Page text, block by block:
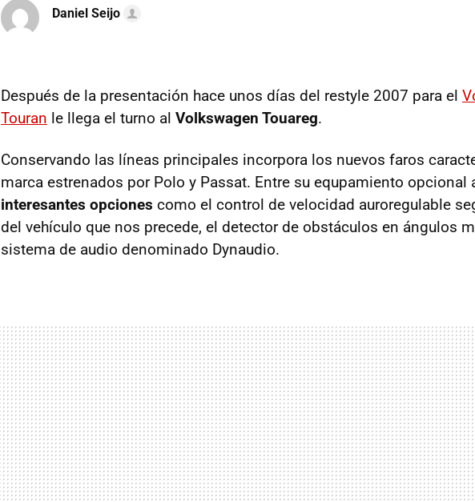
Daniel Seijo
Después de la presentación hace unos días del restyle 2007 para el
Touran le llega el turno al Volkswagen Touareg.
Conservando las líneas principales incorpora los nuevos faros
marca estrenados por Polo y Passat. Entre su equpamiento opcional
interesantes opciones como el control de velocidad auroregulable
del vehículo que nos precede, el detector de obstáculos en ángulos
sistema de audio denominado Dynaudio.